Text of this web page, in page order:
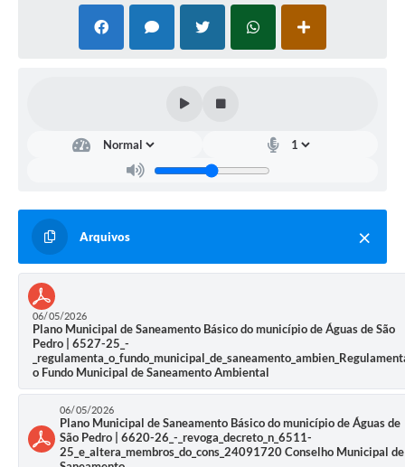
Arquivos
06/05/2026
Plano Municipal de Saneamento Básico do município de Águas de São
Pedro | 6527-25_-
o Fundo Municipal de Saneamento Ambiental
06/05/2026
Plano Municipal de Saneamento Básico do município de Águas de
São Pedro | 6620-26_-_revoga_decreto_n_6511-
25_e_altera_membros_do_cons_24091720 Conselho Municipal de